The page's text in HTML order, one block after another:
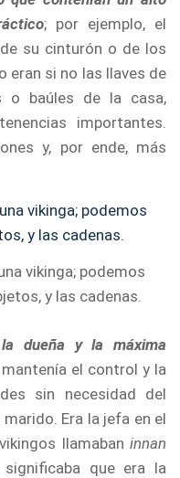
; por ejemplo, el
su cinturón o de los
eran si no las llaves de
o baúles de la casa,
importantes.
y, por ende, más
vikinga; podemos
y las cadenas.
dueña y la máxima
mantenía el control y la
sin necesidad del
Era la jefa en el
llamaban innan
que era la